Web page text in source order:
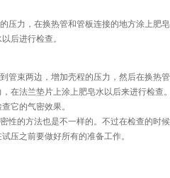
力，在换热管和管板连接的地方涂上肥
后进行检查。
束两边，增加壳程的压力，然后在换热
在法兰垫片上涂上肥皂水以后来进行检查
它的气密效果。
的方法也是不一样的。不过在检查的时
压之前要做好所有的准备工作。